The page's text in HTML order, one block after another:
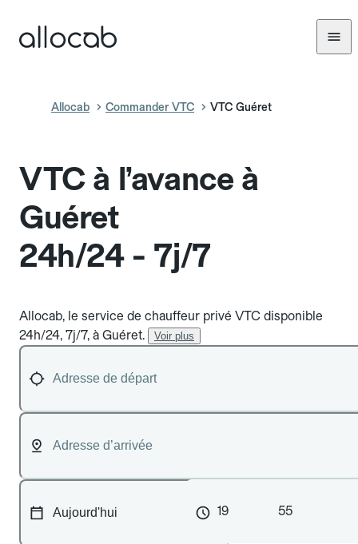
Allocab Commander VTC VTC Guéret
VTC à l’avance à
Guéret
24h/24 - 7j/7
Allocab, le service de chauffeur privé VTC disponible
24h/24, 7j/7, à Guéret.
Voir plus
19 55